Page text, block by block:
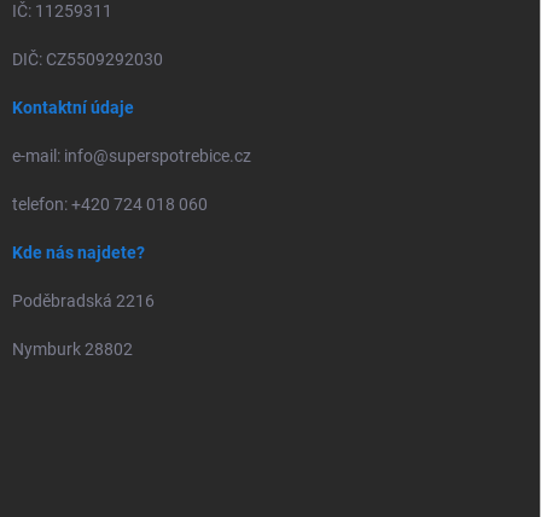
IČ: 11259311
DIČ: CZ5509292030
Kontaktní údaje
e-mail: info@superspotrebice.cz
telefon: +420 724 018 060
Kde nás najdete?
Poděbradská 2216
Nymburk 28802